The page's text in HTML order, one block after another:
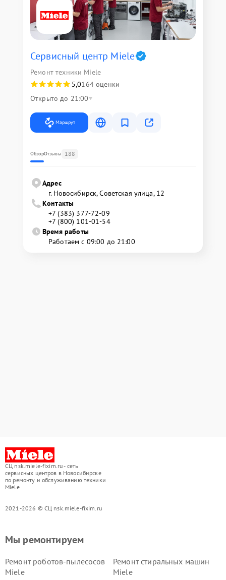
Сервисный центр Miele
Ремонт техники Miele
5,0164 оценки
Открыто до 21:00
Маршрут
ОбзорОтзывы 188
Адрес
г. Новосибирск, Советская улица, 12
Контакты
+7 (383) 377-72-09
+7 (800) 101-01-54
Время работы
Работаем с 09:00 до 21:00
СЦ nsk.miele-fixim.ru - сеть
сервисных центров в Новосибирске
по ремонту и обслуживанию техники
Miele
2021-2026 © СЦ nsk.miele-fixim.ru
Мы ремонтируем
Ремонт роботов-пылесосов
Miele
Ремонт стиральных машин
Miele